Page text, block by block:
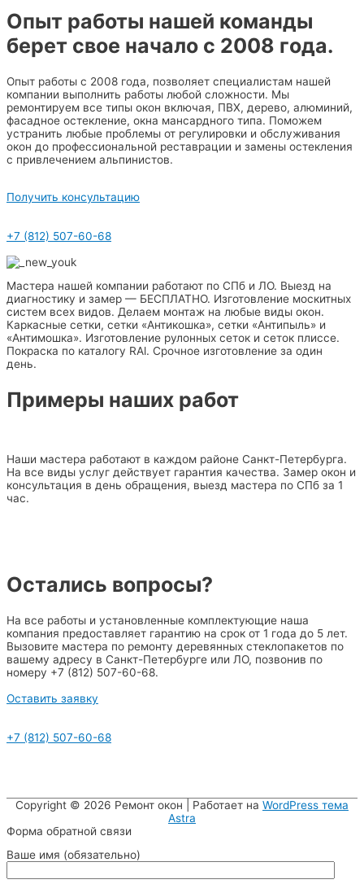
Опыт работы нашей команды
берет свое начало с 2008 года.
Опыт работы с 2008 года, позволяет специалистам нашей
компании выполнить работы любой сложности. Мы
ремонтируем все типы окон включая, ПВХ, дерево, алюминий,
фасадное остекление, окна мансардного типа. Поможем
устранить любые проблемы от регулировки и обслуживания
окон до профессиональной реставрации и замены остекления
с привлечением альпинистов.
Получить консультацию
+7 (812) 507-60-68
Мастера нашей компании работают по СПб и ЛО. Выезд на
диагностику и замер — БЕСПЛАТНО. Изготовление москитных
систем всех видов. Делаем монтаж на любые виды окон.
Каркасные сетки, сетки «Антикошка», сетки «Антипыль» и
«Антимошка». Изготовление рулонных сеток и сеток плиссе.
Покраска по каталогу RAl. Срочное изготовление за один
день.
Примеры наших работ
Наши мастера работают в каждом районе Санкт-Петербурга.
На все виды услуг действует гарантия качества. Замер окон и
консультация в день обращения, выезд мастера по СПб за 1
час.
Остались вопросы?
На все работы и установленные комплектующие наша
компания предоставляет гарантию на срок от 1 года до 5 лет.
Вызовите мастера по ремонту деревянных стеклопакетов по
вашему адресу в Санкт-Петербурге или ЛО, позвонив по
номеру +7 (812) 507-60-68.
Оставить заявку
+7 (812) 507-60-68
Copyright © 2026 Ремонт окон | Работает на WordPress тема
Astra
Форма обратной связи
Ваше имя (обязательно)